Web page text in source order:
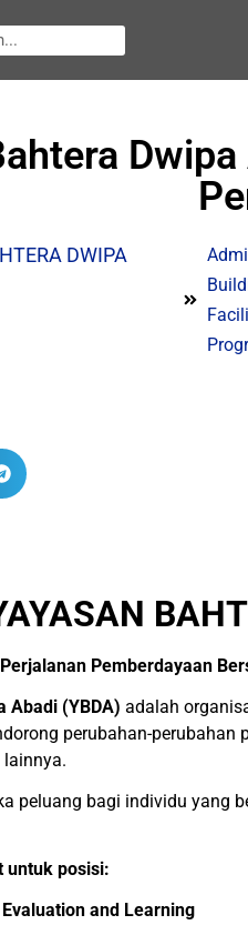
DWIPA
Pemberdayaan
Abadi (YBDA) adalah
perubahan-perubahan
peluang bagi individu yang
untuk posisi:
and Learning